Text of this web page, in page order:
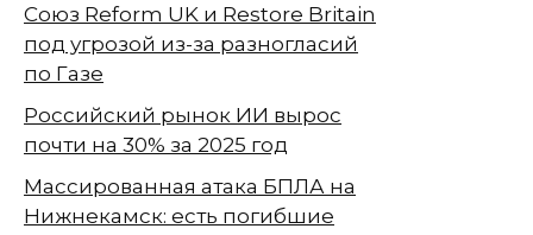
Союз Reform UK и Restore Britain
под угрозой из-за разногласий
по Газе
Российский рынок ИИ вырос
почти на 30% за 2025 год
Массированная атака БПЛА на
Нижнекамск: есть погибшие